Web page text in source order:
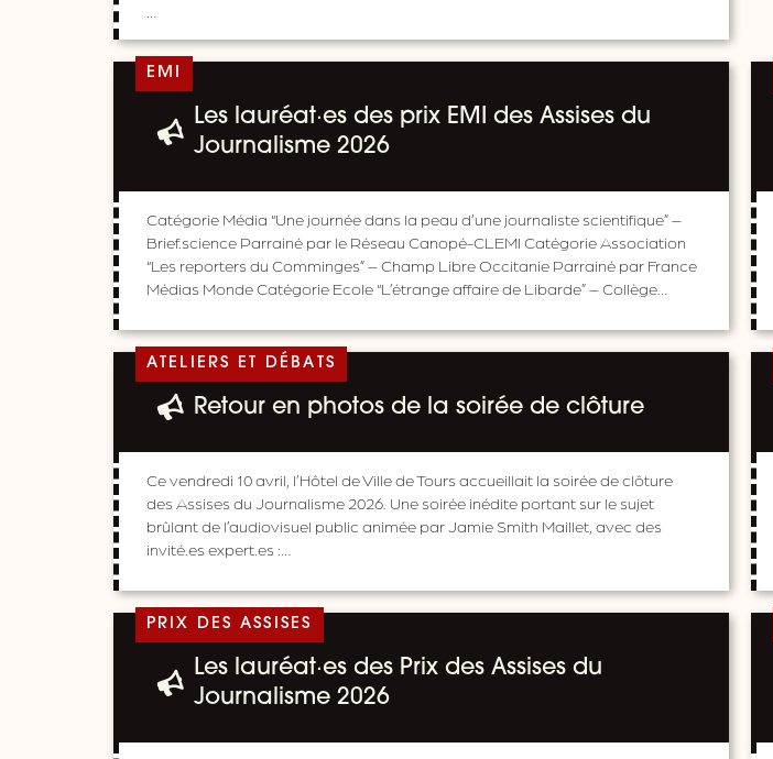
EMI
Les lauréat·es des prix EMI des Assises du
Journalisme 2026
Catégorie Média “Une journée dans la peau d’une journaliste scientifique” –
Brief.science Parrainé par le Réseau Canopé-CLEMI Catégorie Association
“Les reporters du Comminges” – Champ Libre Occitanie Parrainé par France
Médias Monde Catégorie Ecole “L’étrange affaire de Libarde” – Collège…
ATELIERS ET DÉBATS
Retour en photos de la soirée de clôture
Ce vendredi 10 avril, l’Hôtel de Ville de Tours accueillait la soirée de clôture
des Assises du Journalisme 2026. Une soirée inédite portant sur le sujet
brûlant de l’audiovisuel public animée par Jamie Smith Maillet, avec des
invité.es expert.es :…
PRIX DES ASSISES
Les lauréat·es des Prix des Assises du
Journalisme 2026